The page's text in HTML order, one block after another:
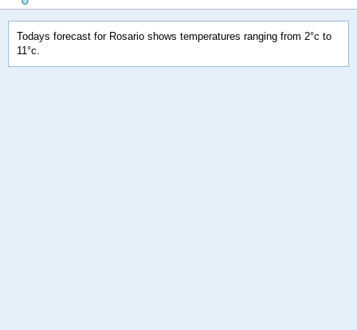
Todays forecast for Rosario shows temperatures ranging from 2°c to
11°c.